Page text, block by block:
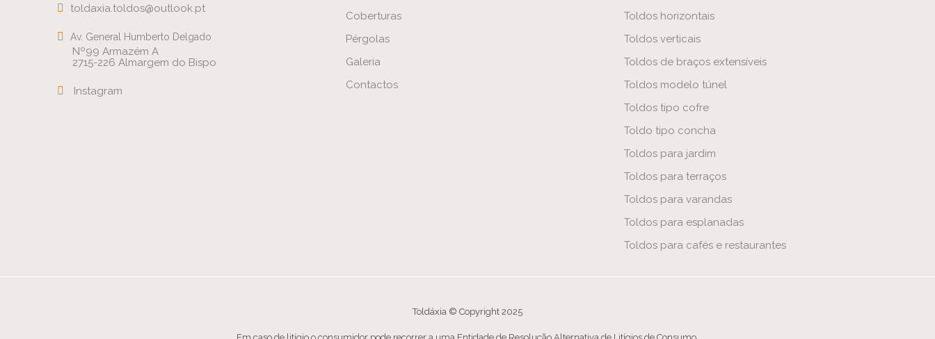
toldaxia.toldos@outlook.pt
Av. General Humberto Delgado
Nº99 Armazém A
2715-226 Almargem do Bispo
Instagram
Coberturas
Pérgolas
Galeria
Contactos
Toldos horizontais
Toldos verticais
Toldos de braços extensíveis
Toldos modelo túnel
Toldos tipo cofre
Toldo tipo concha
Toldos para jardim
Toldos para terraços
Toldos para varandas
Toldos para esplanadas
Toldos para cafés e restaurantes
Toldáxia © Copyright 2025